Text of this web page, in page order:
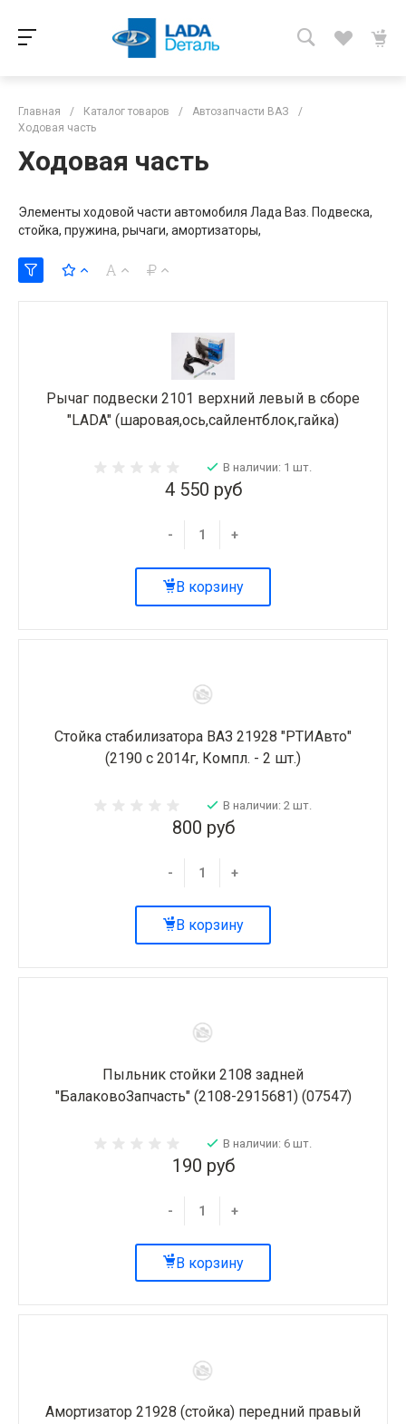
Главная / Каталог товаров / Автозапчасти ВАЗ
/
Ходовая часть
Ходовая часть
Элементы ходовой части автомобиля Лада Ваз. Подвеска,
стойка, пружина, рычаги, амортизаторы,
Рычаг подвески 2101 верхний левый в сборе
"LADA" (шаровая,ось,сайлентблок,гайка)
В наличии: 1 шт.
4 550 руб
- +
В корзину
Стойка стабилизатора ВАЗ 21928 "РТИАвто"
(2190 с 2014г, Компл. - 2 шт.)
В наличии: 2 шт.
800 руб
- +
В корзину
Пыльник стойки 2108 задней
"БалаковоЗапчасть" (2108-2915681) (07547)
В наличии: 6 шт.
190 руб
- +
В корзину
Амортизатор 21928 (стойка) передний правый